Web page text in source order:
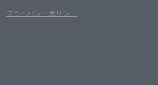
プライバシーポリシー